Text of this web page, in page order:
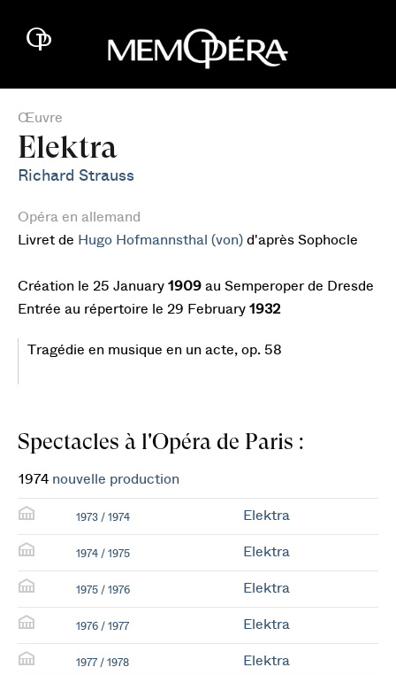
Œuvre
Elektra
Richard Strauss
Opéra en allemand
Livret de Hugo Hofmannsthal (von) d'après Sophocle
Création le 25 January 1909 au Semperoper de Dresde
Entrée au répertoire le 29 February 1932
Tragédie en musique en un acte, op. 58
Spectacles à l'Opéra de Paris :
1974 nouvelle production
1973 / 1974 Elektra
1974 / 1975 Elektra
1975 / 1976 Elektra
1976 / 1977 Elektra
1977 / 1978 Elektra